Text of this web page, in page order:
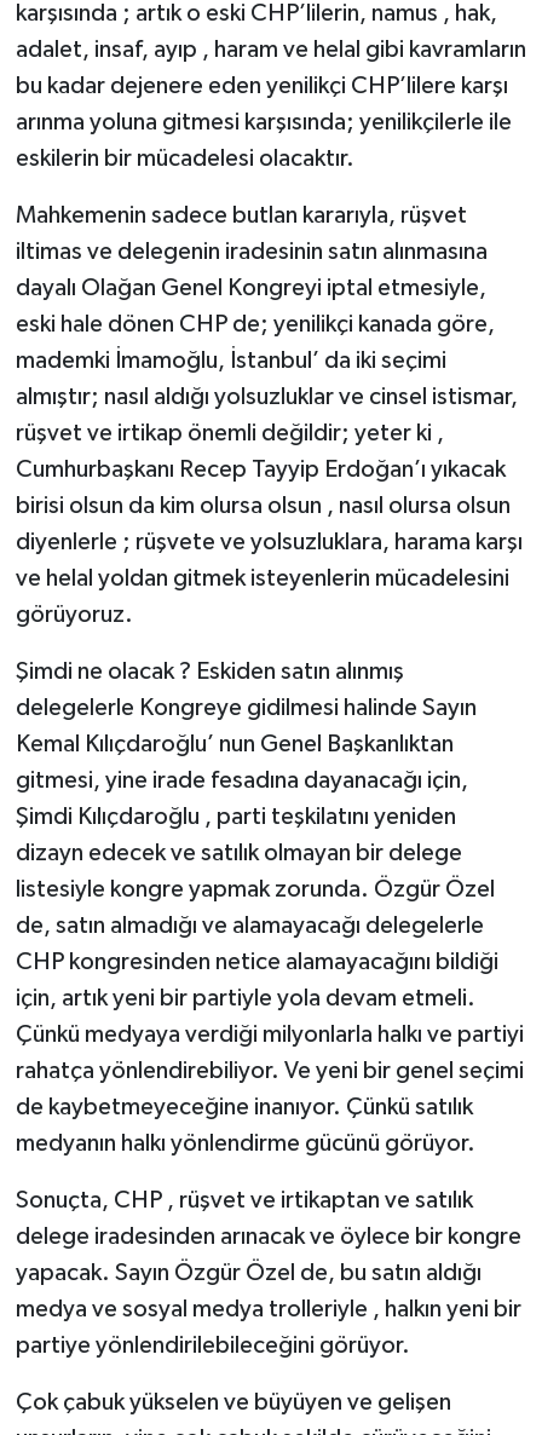
karşısında ; artık o eski CHP’lilerin, namus , hak,
adalet, insaf, ayıp , haram ve helal gibi kavramların
bu kadar dejenere eden yenilikçi CHP’lilere karşı
arınma yoluna gitmesi karşısında; yenilikçilerle ile
eskilerin bir mücadelesi olacaktır.
Mahkemenin sadece butlan kararıyla, rüşvet
iltimas ve delegenin iradesinin satın alınmasına
dayalı Olağan Genel Kongreyi iptal etmesiyle,
eski hale dönen CHP de; yenilikçi kanada göre,
mademki İmamoğlu, İstanbul’ da iki seçimi
almıştır; nasıl aldığı yolsuzluklar ve cinsel istismar,
rüşvet ve irtikap önemli değildir; yeter ki ,
Cumhurbaşkanı Recep Tayyip Erdoğan’ı yıkacak
birisi olsun da kim olursa olsun , nasıl olursa olsun
diyenlerle ; rüşvete ve yolsuzluklara, harama karşı
ve helal yoldan gitmek isteyenlerin mücadelesini
görüyoruz.
Şimdi ne olacak ? Eskiden satın alınmış
delegelerle Kongreye gidilmesi halinde Sayın
Kemal Kılıçdaroğlu’ nun Genel Başkanlıktan
gitmesi, yine irade fesadına dayanacağı için,
Şimdi Kılıçdaroğlu , parti teşkilatını yeniden
dizayn edecek ve satılık olmayan bir delege
listesiyle kongre yapmak zorunda. Özgür Özel
de, satın almadığı ve alamayacağı delegelerle
CHP kongresinden netice alamayacağını bildiği
için, artık yeni bir partiyle yola devam etmeli.
Çünkü medyaya verdiği milyonlarla halkı ve partiyi
rahatça yönlendirebiliyor. Ve yeni bir genel seçimi
de kaybetmeyeceğine inanıyor. Çünkü satılık
medyanın halkı yönlendirme gücünü görüyor.
Sonuçta, CHP , rüşvet ve irtikaptan ve satılık
delege iradesinden arınacak ve öylece bir kongre
yapacak. Sayın Özgür Özel de, bu satın aldığı
medya ve sosyal medya trolleriyle , halkın yeni bir
partiye yönlendirilebileceğini görüyor.
Çok çabuk yükselen ve büyüyen ve gelişen